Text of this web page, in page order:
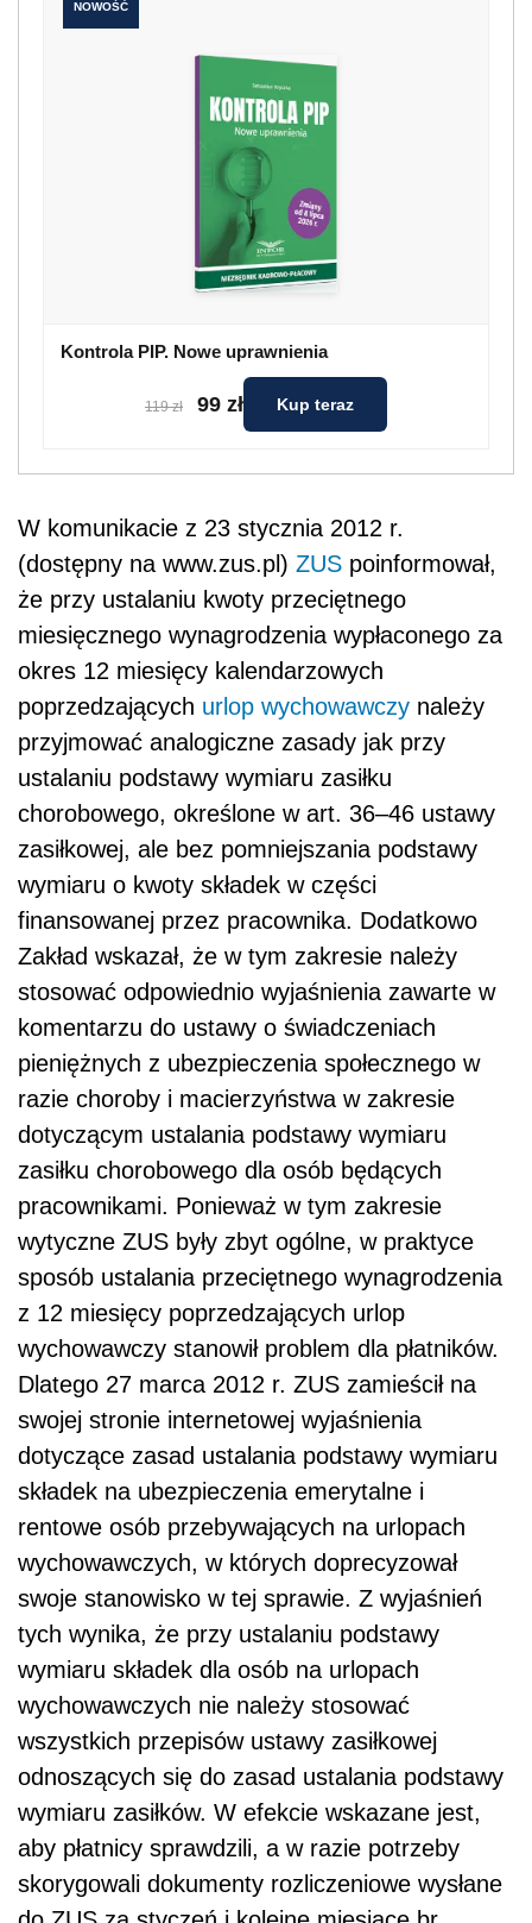
NOWOŚĆ
Kontrola PIP. Nowe uprawnienia
119 zł 99 zł Kup teraz
W komunikacie z 23 stycznia 2012 r.
(dostępny na www.zus.pl) ZUS poinformował,
że przy ustalaniu kwoty przeciętnego
miesięcznego wynagrodzenia wypłaconego za
okres 12 miesięcy kalendarzowych
poprzedzających urlop wychowawczy należy
przyjmować analogiczne zasady jak przy
ustalaniu podstawy wymiaru zasiłku
chorobowego, określone w art. 36–46 ustawy
zasiłkowej, ale bez pomniejszania podstawy
wymiaru o kwoty składek w części
finansowanej przez pracownika. Dodatkowo
Zakład wskazał, że w tym zakresie należy
stosować odpowiednio wyjaśnienia zawarte w
komentarzu do ustawy o świadczeniach
pieniężnych z ubezpieczenia społecznego w
razie choroby i macierzyństwa w zakresie
dotyczącym ustalania podstawy wymiaru
zasiłku chorobowego dla osób będących
pracownikami. Ponieważ w tym zakresie
wytyczne ZUS były zbyt ogólne, w praktyce
sposób ustalania przeciętnego wynagrodzenia
z 12 miesięcy poprzedzających urlop
wychowawczy stanowił problem dla płatników.
Dlatego 27 marca 2012 r. ZUS zamieścił na
swojej stronie internetowej wyjaśnienia
dotyczące zasad ustalania podstawy wymiaru
składek na ubezpieczenia emerytalne i
rentowe osób przebywających na urlopach
wychowawczych, w których doprecyzował
swoje stanowisko w tej sprawie. Z wyjaśnień
tych wynika, że przy ustalaniu podstawy
wymiaru składek dla osób na urlopach
wychowawczych nie należy stosować
wszystkich przepisów ustawy zasiłkowej
odnoszących się do zasad ustalania podstawy
wymiaru zasiłków. W efekcie wskazane jest,
aby płatnicy sprawdzili, a w razie potrzeby
skorygowali dokumenty rozliczeniowe wysłane